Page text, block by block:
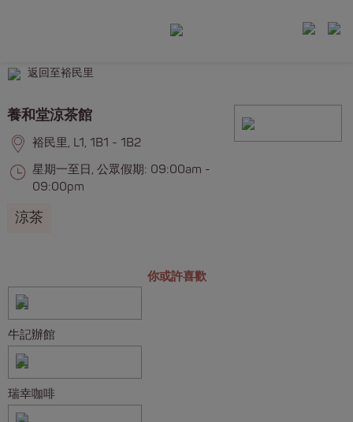
返回至裕民里
養和堂涼茶館
裕民里, L1, 1B1 - 1B2
星期一至日, 公眾假期: 09:00am -
09:00pm
涼茶
你或許喜歡
牛記辦館
瑞幸咖啡